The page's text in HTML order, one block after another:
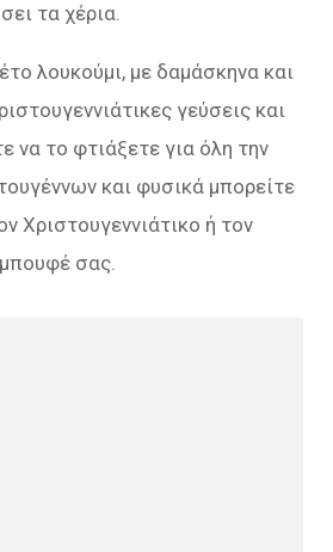
τα χέρια.
λουκούμι, με δαμάσκηνα και
γεύσεις και
να το φτιάξετε για όλη την
και φυσικά μπορείτε
Χριστουγεννιάτικο ή τον
σας.